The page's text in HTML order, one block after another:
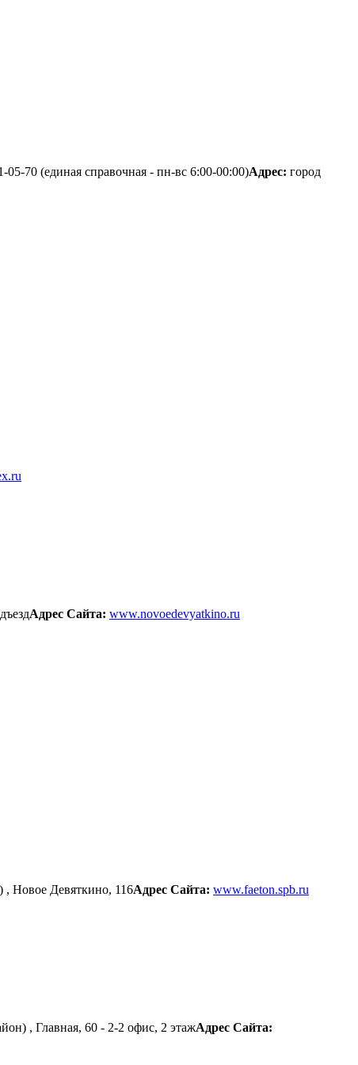
70 (единая справочная - пн-вс 6:00-00:00)Адрес: город
Адрес Сайта: www.novoedevyatkino.ru
, Новое Девяткино, 116Адрес Сайта: www.faeton.spb.ru
, Главная, 60 - 2-2 офис, 2 этажАдрес Сайта: